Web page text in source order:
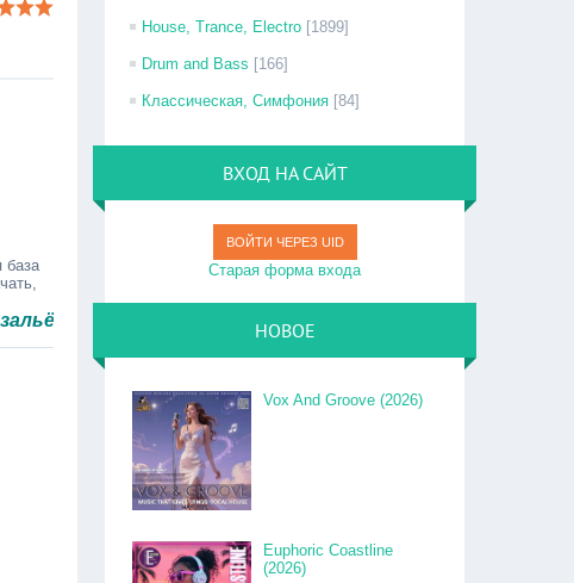
база
House, Trance, Electro [1899]
Drum and Bass [166]
Классическая, Симфония [84]
ВХОД НА САЙТ
ВОЙТИ ЧЕРЕЗ UID
Старая форма входа
НОВОЕ
Vox And Groove (2026)
Euphoric Coastline
(2026)